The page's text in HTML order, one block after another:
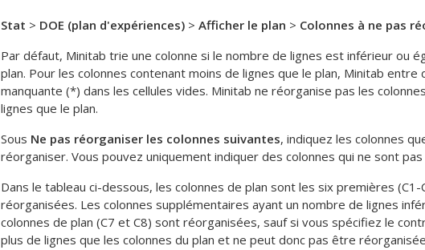
Stat > DOE (plan d'expériences) > Afficher le plan > Colonnes à ne pas
Par défaut, Minitab trie une colonne si le nombre de lignes est inférieur ou
plan. Pour les colonnes contenant moins de lignes que le plan, Minitab
manquante (*) dans les cellules vides. Minitab ne réorganise pas les
lignes que le plan.
Sous Ne pas réorganiser les colonnes suivantes, indiquez les colonnes
réorganiser. Vous pouvez uniquement indiquer des colonnes qui ne sont pas
Dans le tableau ci-dessous, les colonnes de plan sont les six premières
réorganisées. Les colonnes supplémentaires ayant un nombre de lignes
colonnes de plan (C7 et C8) sont réorganisées, sauf si vous spécifiez le
plus de lignes que les colonnes du plan et ne peut donc pas être